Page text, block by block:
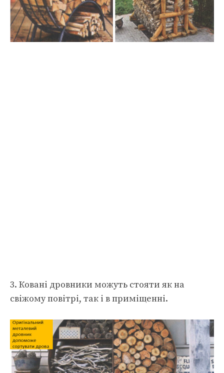
3. Ковані дровники можуть стояти як на
свіжому повітрі, так і в приміщенні.